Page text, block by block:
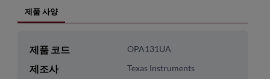
제품 사양
제품 코드 OPA131UA
제조사 Texas Instruments